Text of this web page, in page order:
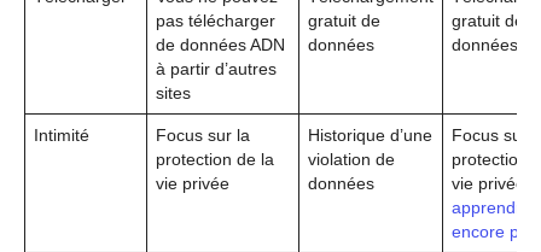
pas télécharger
de données ADN
à partir d’autres
sites
gratuit de
données
gratuit de
données
Intimité
Focus sur la
protection de la
vie privée
Historique d’une
violation de
données
Focus sur
protection
vie privée (
apprendre
encore plus